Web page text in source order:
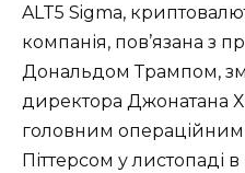
ALT5 Sigma,
компанія, пов’язана з
Дональдом Трампом,
директора Джонатана
головним
Піттерсом у листопаді